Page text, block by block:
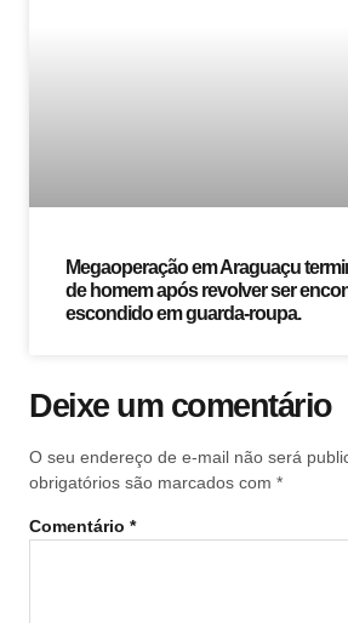
Megaoperação em Araguaçu
de homem após revolver ser
escondido em guarda-roupa.
Deixe um comentário
O seu endereço de e-mail não será
obrigatórios são marcados com *
Comentário *